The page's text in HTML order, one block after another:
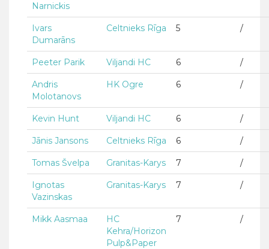
Narnickis
Ivars
Dumarāns
Celtnieks Rīga 5 /
Peeter Parik Viljandi HC 6 /
Andris
Molotanovs
HK Ogre 6 /
Kevin Hunt Viljandi HC 6 /
Jānis Jansons Celtnieks Rīga 6 /
Tomas Švelpa Granitas-Karys 7 /
Ignotas
Vazinskas
Granitas-Karys 7 /
Mikk Aasmaa
HC
Kehra/Horizon
Pulp&Paper
7 /